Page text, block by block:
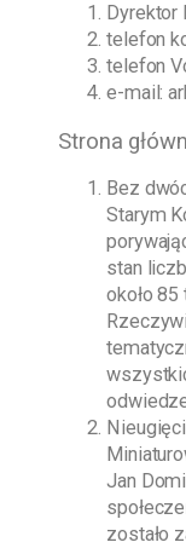
Dyrektor
telefon
telefon
e-mail:
Strona
Bez
Starym
stan
około
Jan
zostało